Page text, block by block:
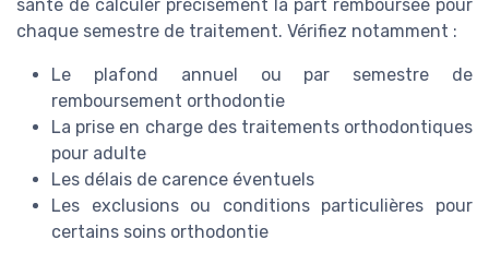
santé de calculer précisément la part remboursée pour
chaque semestre de traitement. Vérifiez notamment :
Le plafond annuel ou par semestre de
remboursement orthodontie
La prise en charge des traitements orthodontiques
pour adulte
Les délais de carence éventuels
Les exclusions ou conditions particulières pour
certains soins orthodontie